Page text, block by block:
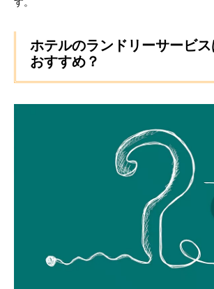
ホテルのランドリーサービ
おすすめ？